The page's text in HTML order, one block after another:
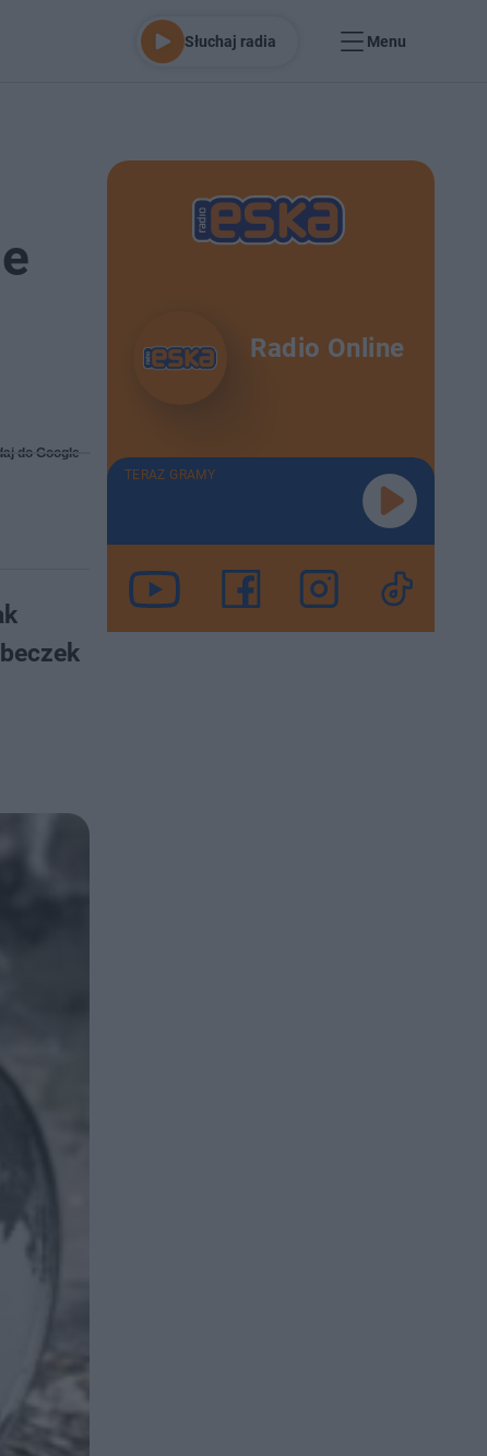
Słuchaj radia Menu
do Google
Radio Online
TERAZ GRAMY